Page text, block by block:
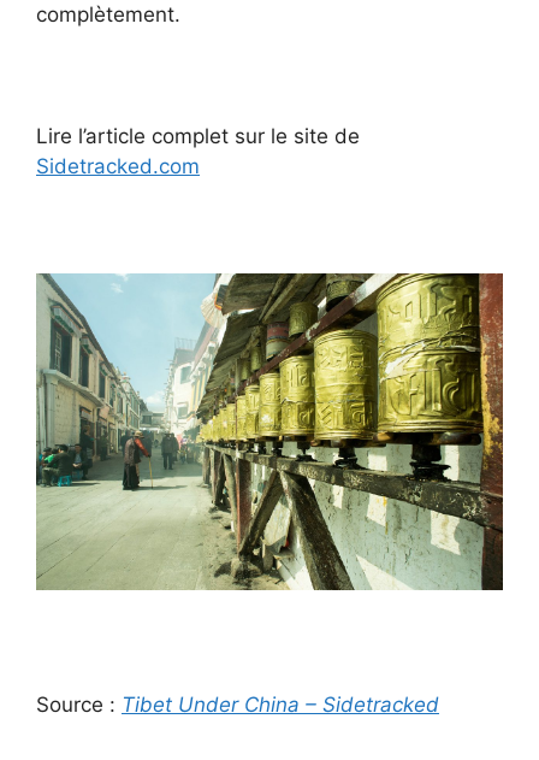
complètement.
Lire l’article complet sur le site de
Sidetracked.com
Source : Tibet Under China – Sidetracked